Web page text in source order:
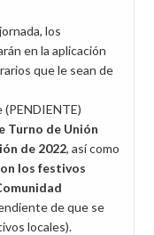
los
en la aplicación
que le sean de
Turno de Unión
de 2022, así como
los festivos
de que se
locales).